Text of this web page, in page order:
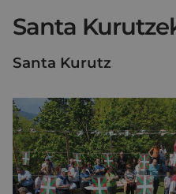
Santa
Santa Kurutz